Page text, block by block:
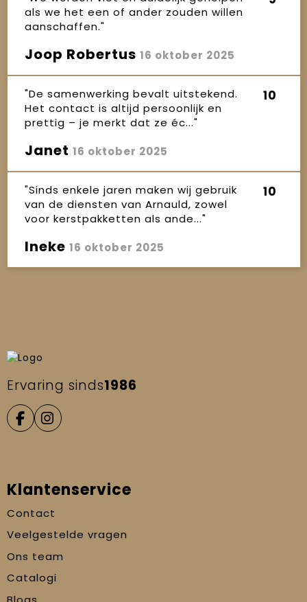
als we het een of ander zouden willen
aanschaffen."
Joop Robertus 16 oktober 2025
"De samenwerking bevalt uitstekend.
Het contact is altijd persoonlijk en
prettig – je merkt dat ze éc..."
10
Janet 16 oktober 2025
"Sinds enkele jaren maken wij gebruik
van de diensten van Arnauld, zowel
voor kerstpakketten als ande..."
10
Ineke 16 oktober 2025
Ervaring sinds1986
Klantenservice
Contact
Veelgestelde vragen
Ons team
Catalogi